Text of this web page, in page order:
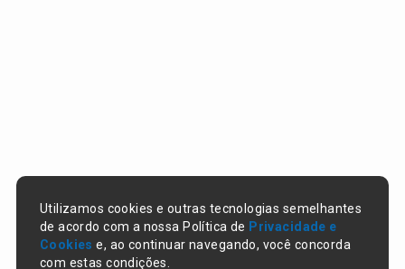
Utilizamos cookies e outras tecnologias semelhantes
de acordo com a nossa Política de Privacidade e
Cookies e, ao continuar navegando, você concorda
com estas condições.